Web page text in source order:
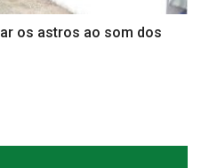
os astros ao som dos